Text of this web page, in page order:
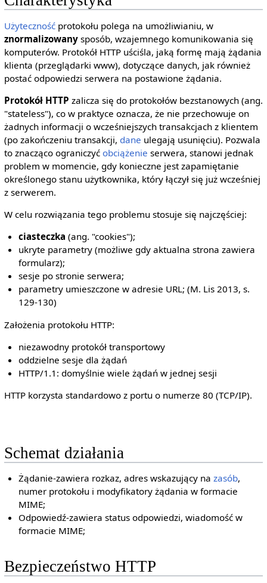
Użytecznośćprotokołu polega na umożliwianiu, w
znormalizowanysposób, wzajemnego komunikowania się
komputerów. Protokół HTTP uściśla, jaką formę mają żądania
klienta (przeglądarki www), dotyczące danych, jak również
postać odpowiedzi serwera na postawione żądania.
Protokół HTTP zalicza się do protokołów bezstanowych (ang.
"stateless"), co w praktyce oznacza, że nie przechowuje on
żadnych informacji o wcześniejszych transakcjach z klientem
(po zakończeniu transakcji, dane ulegają usunięciu). Pozwala
to znacząco ograniczyć obciążenie serwera, stanowi jednak
problem w momencie, gdy konieczne jest zapamiętanie
określonego stanu użytkownika, który łączył się już wcześniej
z serwerem.
W celu rozwiązania tego problemu stosuje się najczęściej:
ciasteczka (ang. "cookies");
ukryte parametry (możliwe gdy aktualna strona zawiera
formularz);
sesje po stronie serwera;
parametry umieszczone w adresie URL; (M. Lis 2013, s.
129-130)
Założenia protokołu HTTP:
niezawodny protokół transportowy
oddzielne sesje dla żądań
HTTP/1.1: domyślnie wiele żądań w jednej sesji
HTTP korzysta standardowo z portu o numerze 80 (TCP/IP).
Schemat działania
Żądanie-zawiera rozkaz, adres wskazujący nazasób,
numer protokołu i modyfikatory żądania w formacie
MIME;
Odpowiedź-zawiera status odpowiedzi, wiadomość w
formacie MIME;
Bezpieczeństwo HTTP